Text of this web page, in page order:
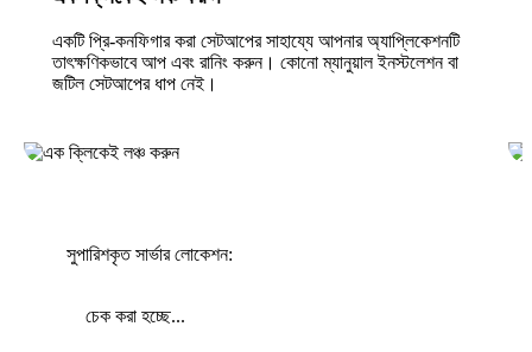
একটি প্রি-কনফিগার করা সেটআপের সাহায্যে আপনার অ্যাপ্লিকেশনটি
তাৎক্ষণিকভাবে আপ এবং রানিং করুন। কোনো ম্যানুয়াল ইনস্টলেশন বা
জটিল সেটআপের ধাপ নেই।
সুপারিশকৃত সার্ভার লোকেশন:
চেক করা হচ্ছে...